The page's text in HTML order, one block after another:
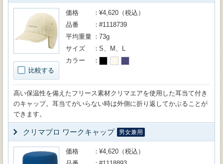
比較する
価格
¥4,620（税込）
品番
#1118739
平均重量
73g
サイズ
S、M、L
カラー
高い保温性を備えたフリース素材クリマエアを使用した耳当て付き
のキャップ。耳当てがいらない時は外側に折り返してかぶることが
できます。
クリマプロ ワークキャップ 男女兼用
価格
¥4,620（税込）